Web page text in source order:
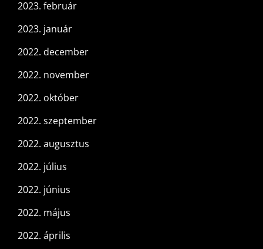
2023. február
2023. január
2022. december
2022. november
2022. október
2022. szeptember
2022. augusztus
2022. július
2022. június
2022. május
2022. április